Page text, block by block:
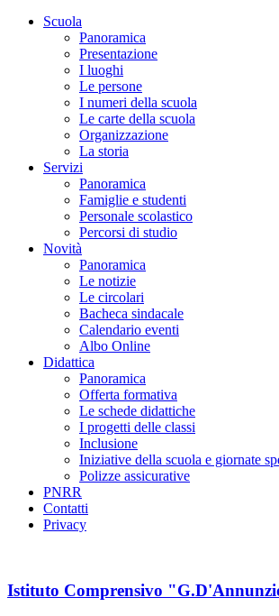
Scuola
Panoramica
Presentazione
I luoghi
Le persone
I numeri della scuola
Le carte della scuola
Organizzazione
La storia
Servizi
Panoramica
Famiglie e studenti
Personale scolastico
Percorsi di studio
Novità
Panoramica
Le notizie
Le circolari
Bacheca sindacale
Calendario eventi
Albo Online
Didattica
Panoramica
Offerta formativa
Le schede didattiche
I progetti delle classi
Inclusione
Iniziative della scuola e giornate
Polizze assicurative
PNRR
Contatti
Privacy
Istituto Comprensivo